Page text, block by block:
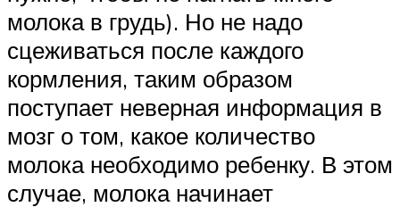
молока в грудь). Но не надо
сцеживаться после каждого
кормления, таким образом
поступает неверная информация в
мозг о том, какое количество
молока необходимо ребенку. В этом
случае, молока начинает